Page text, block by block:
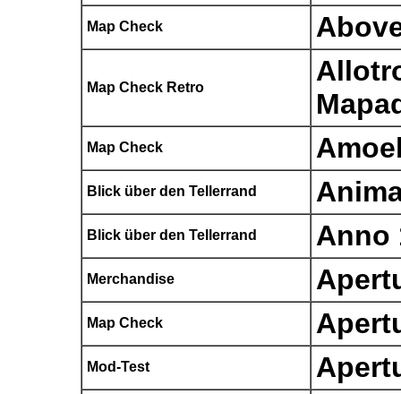
Map Check
Map Check Retro
Map Check
Blick über den Tellerrand
Blick über den Tellerrand Anno
Merchandise
Map Check
Mod-Test